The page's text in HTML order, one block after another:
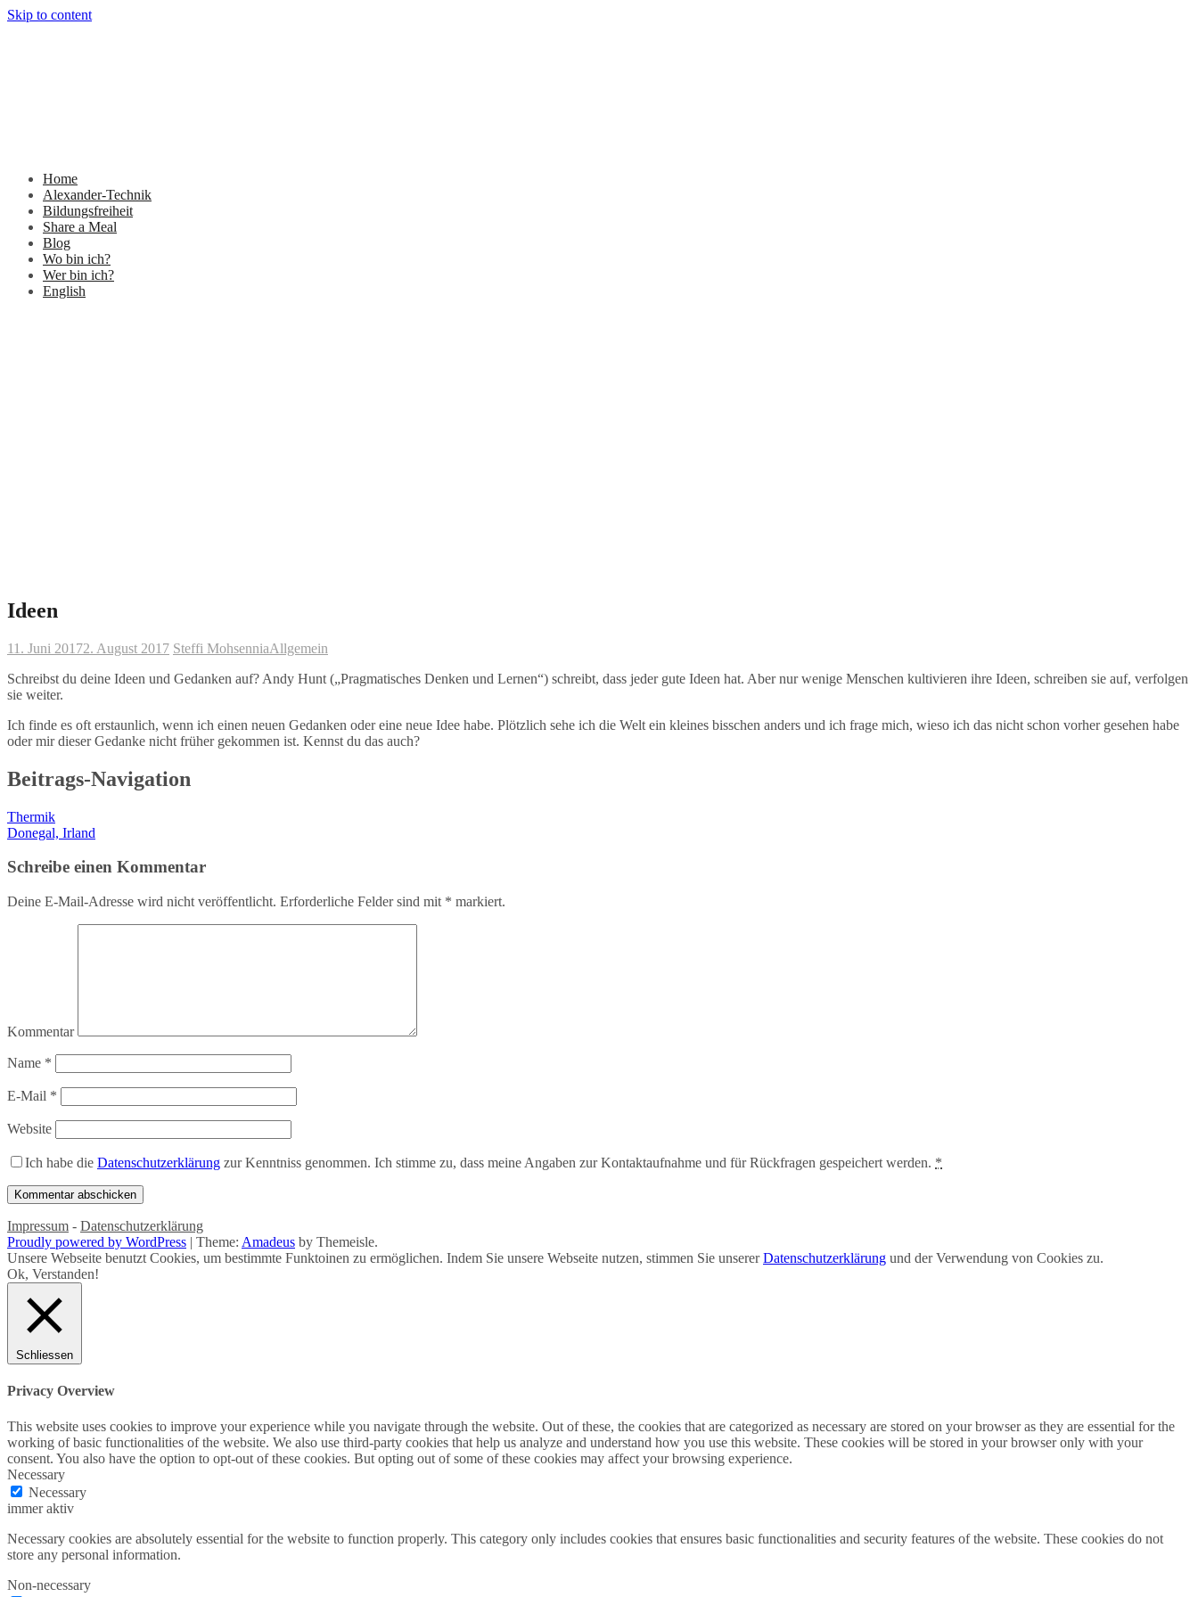
Skip to content
Home
Alexander-Technik
Bildungsfreiheit
Share a Meal
Blog
Wo bin ich?
Wer bin ich?
English
Ideen
11. Juni 20172. August 2017 Steffi MohsenniaAllgemein
Schreibst du deine Ideen und Gedanken auf? Andy Hunt („Pragmatisches Denken und Lernen“) schreibt, dass jeder gute Ideen hat. Aber nur wenige Menschen kultivieren ihre Ideen, schreiben sie auf, verfolgen
sie weiter.
Ich finde es oft erstaunlich, wenn ich einen neuen Gedanken oder eine neue Idee habe. Plötzlich sehe ich die Welt ein kleines bisschen anders und ich frage mich, wieso ich das nicht schon vorher gesehen habe
oder mir dieser Gedanke nicht früher gekommen ist. Kennst du das auch?
Beitrags-Navigation
Thermik
Donegal, Irland
Schreibe einen Kommentar
Deine E-Mail-Adresse wird nicht veröffentlicht. Erforderliche Felder sind mit * markiert.
Kommentar
Name *
E-Mail *
Website
Ich habe die Datenschutzerklärung zur Kenntniss genommen. Ich stimme zu, dass meine Angaben zur Kontaktaufnahme und für Rückfragen gespeichert werden. *
Impressum - Datenschutzerklärung
Proudly powered by WordPress | Theme: Amadeus by Themeisle.
Unsere Webseite benutzt Cookies, um bestimmte Funktoinen zu ermöglichen. Indem Sie unsere Webseite nutzen, stimmen Sie unsererDatenschutzerklärung und der Verwendung von Cookies zu.
Ok, Verstanden!
Schliessen
Privacy Overview
This website uses cookies to improve your experience while you navigate through the website. Out of these, the cookies that are categorized as necessary are stored on your browser as they are essential for the
working of basic functionalities of the website. We also use third-party cookies that help us analyze and understand how you use this website. These cookies will be stored in your browser only with your
consent. You also have the option to opt-out of these cookies. But opting out of some of these cookies may affect your browsing experience.
Necessary
Necessary
immer aktiv
Necessary cookies are absolutely essential for the website to function properly. This category only includes cookies that ensures basic functionalities and security features of the website. These cookies do not
store any personal information.
Non-necessary